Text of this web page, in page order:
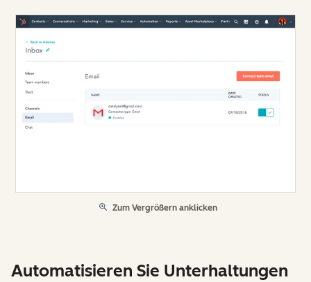
Zum Vergrößern anklicken
Automatisieren Sie Unterhaltungen